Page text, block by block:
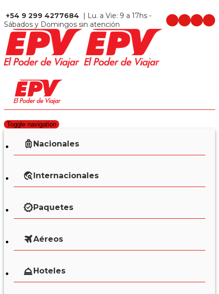
+54 9 299 4277684 | Lu. a Vie: 9 a 17hs -
Sábados y Domingos sin atención
Toggle navigation
Nacionales
Internacionales
Paquetes
Aéreos
Hoteles